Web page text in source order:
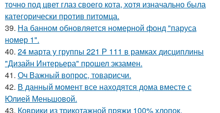
точно под цвет глаз своего кота, хотя изначально была
категорически против питомца.
39. На банном обновляется номерной фонд "паруса
номер 1".
40. 24 марта у группы 221 Р 111 в рамках дисциплины
"Дизайн Интерьера" прошел экзамен.
41. Оч Важный вопрос, товарисчи.
42. В данный момент все находятся дома вместе с
Юлией Меньшовой.
43. Коврики из трикотажной пряжи 100% хлопок.